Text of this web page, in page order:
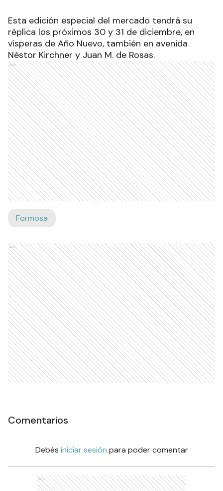
Esta edición especial del mercado tendrá su
réplica los próximos 30 y 31 de diciembre, en
vísperas de Año Nuevo, también en avenida
Néstor Kirchner y Juan M. de Rosas.
Ads
Formosa
Ads
Comentarios
Debés iniciar sesión para poder comentar
Ads